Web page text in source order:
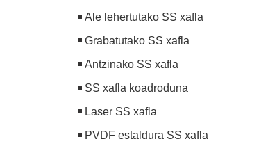
Ale lehertutako SS xafla
Grabatutako SS xafla
Antzinako SS xafla
SS xafla koadroduna
Laser SS xafla
PVDF estaldura SS xafla